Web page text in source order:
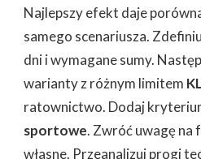
Najlepszy efekt daje
samego scenariusza.
dni i wymagane sumy.
warianty z różnym limitem KL
ratownictwo. Dodaj
sportowe. Zwróć uwagę na
własne. Przeanalizuj progi